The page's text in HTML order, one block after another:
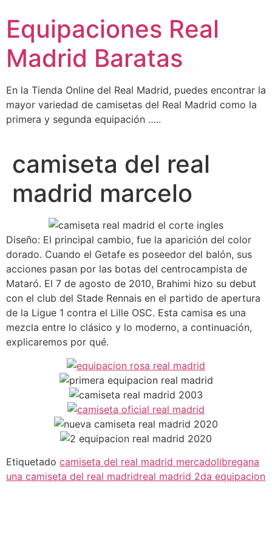
contenido
Equipaciones Real
Madrid Baratas
En la Tienda Online del Real Madrid, puedes encontrar la
mayor variedad de camisetas del Real Madrid como la
primera y segunda equipación …..
camiseta del real
madrid marcelo
Diseño: El principal cambio, fue la aparición del color
dorado. Cuando el Getafe es poseedor del balón, sus
acciones pasan por las botas del centrocampista de
Mataró. El 7 de agosto de 2010, Brahimi hizo su debut
con el club del Stade Rennais en el partido de apertura
de la Ligue 1 contra el Lille OSC. Esta camisa es una
mezcla entre lo clásico y lo moderno, a continuación,
explicaremos por qué.
Etiquetado camiseta del real madrid mercadolibregana
una camiseta del real madridreal madrid 2da equipacion